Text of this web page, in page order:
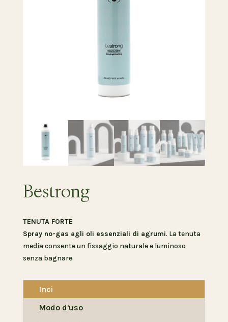
Bestrong
TENUTA FORTE
Spray no-gas agli oli essenziali di agrumi. La tenuta
media consente un fissaggio naturale e luminoso
senza bagnare.
Inci
Modo d'uso